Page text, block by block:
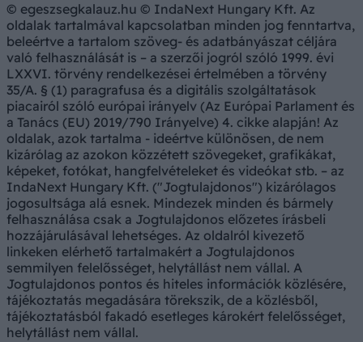
© egeszsegkalauz.hu © IndaNext Hungary Kft. Az
oldalak tartalmával kapcsolatban minden jog fenntartva,
beleértve a tartalom szöveg- és adatbányászat céljára
való felhasználását is – a szerzői jogról szóló 1999. évi
LXXVI. törvény rendelkezései értelmében a törvény
35/A. § (1) paragrafusa és a digitális szolgáltatások
piacairól szóló európai irányelv (Az Európai Parlament és
a Tanács (EU) 2019/790 Irányelve) 4. cikke alapján! Az
oldalak, azok tartalma - ideértve különösen, de nem
kizárólag az azokon közzétett szövegeket, grafikákat,
képeket, fotókat, hangfelvételeket és videókat stb. – az
IndaNext Hungary Kft. ("Jogtulajdonos") kizárólagos
jogosultsága alá esnek. Mindezek minden és bármely
felhasználása csak a Jogtulajdonos előzetes írásbeli
hozzájárulásával lehetséges. Az oldalról kivezető
linkeken elérhető tartalmakért a Jogtulajdonos
semmilyen felelősséget, helytállást nem vállal. A
Jogtulajdonos pontos és hiteles információk közlésére,
tájékoztatás megadására törekszik, de a közlésből,
tájékoztatásból fakadó esetleges károkért felelősséget,
helytállást nem vállal.